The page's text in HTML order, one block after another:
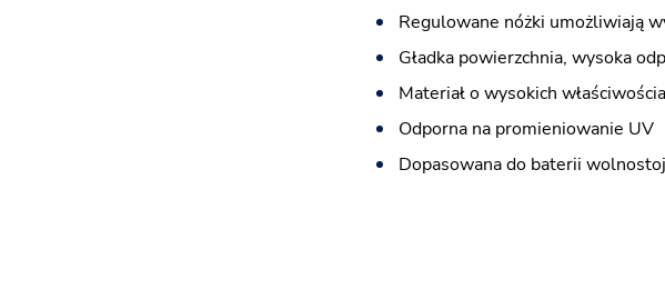
Regulowane nóżki umożliwiają
Gładka powierzchnia, wysoka
Materiał o wysokich
Odporna na promieniowanie UV
Dopasowana do baterii